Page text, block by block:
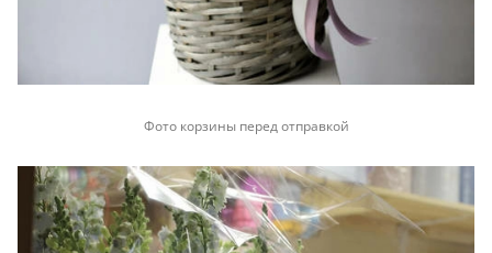
Фото корзины перед отправкой